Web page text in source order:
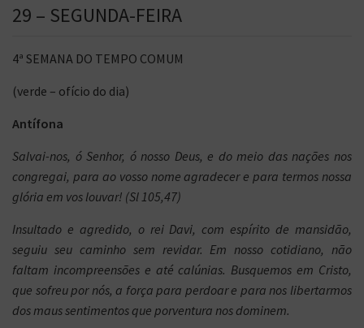
29 – SEGUNDA-FEIRA
4ª SEMANA DO TEMPO COMUM
(verde – ofício do dia)
Antífona
Salvai-nos, ó Senhor, ó nosso Deus, e do meio das nações nos
congregai, para ao vosso nome agradecer e para termos nossa
glória em vos louvar! (Sl 105,47)
Insultado e agredido, o rei Davi, com espírito de mansidão,
seguiu seu caminho sem revidar. Em nosso cotidiano, não
faltam incompreensões e até calúnias. Busquemos em Cristo,
que sofreu por nós, a força para perdoar e para nos libertarmos
dos maus sentimentos que porventura nos dominem.